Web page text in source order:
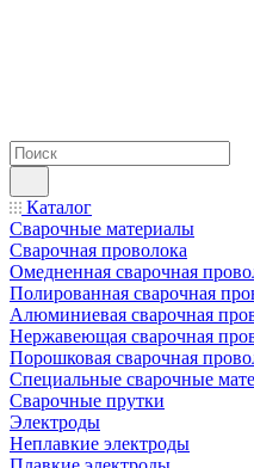
Каталог
Сварочные материалы
Сварочная проволока
Омедненная сварочная
Полированная сварочная
Алюминиевая сварочная
Нержавеющая сварочная
Порошковая сварочная
Специальные сварочные
Сварочные прутки
Электроды
Неплавкие электроды